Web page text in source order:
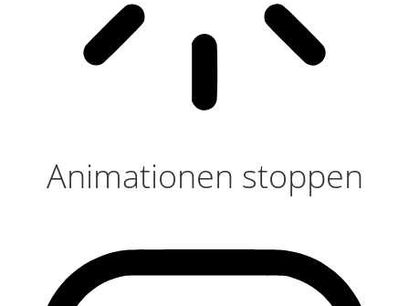
Animationen stoppen